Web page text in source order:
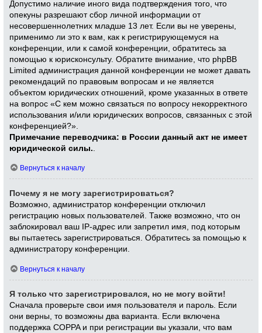
Допустимо наличие иного вида подтверждения того, что
опекуны разрешают сбор личной информации от
несовершеннолетних младше 13 лет. Если вы не уверены,
применимо ли это к вам, как к регистрирующемуся на
конференции, или к самой конференции, обратитесь за
помощью к юрисконсульту. Обратите внимание, что phpBB
Limited администрация данной конференции не может давать
рекомендаций по правовым вопросам и не является
объектом юридических отношений, кроме указанных в ответе
на вопрос «С кем можно связаться по вопросу некорректного
использования и/или юридических вопросов, связанных с этой
конференцией?».
Примечание переводчика: в России данный акт не имеет
юридической силы.
Вернуться к началу
Почему я не могу зарегистрироваться?
Возможно, администратор конференции отключил
регистрацию новых пользователей. Также возможно, что он
заблокировал ваш IP-адрес или запретил имя, под которым
вы пытаетесь зарегистрироваться. Обратитесь за помощью к
администратору конференции.
Вернуться к началу
Я только что зарегистрировался, но не могу войти!
Сначала проверьте свои имя пользователя и пароль. Если
они верны, то возможны два варианта. Если включена
поддержка COPPA и при регистрации вы указали, что вам